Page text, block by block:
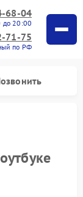
68-04
до 20:00
71-75
по РФ